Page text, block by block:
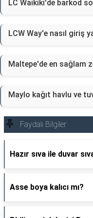
LC Waikiki'de barkod
LCW Way'e nasıl giriş
Maltepe'de en sağlam
Maylo kağıt havlu ve
Faydalı Bilgiler
Hazır sıva ile duvar
Asse boya kalıcı mı?